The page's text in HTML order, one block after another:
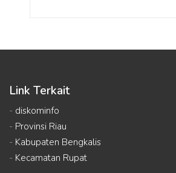
Link Terkait
- diskominfo
- Provinsi Riau
- Kabupaten Bengkalis
- Kecamatan Rupat